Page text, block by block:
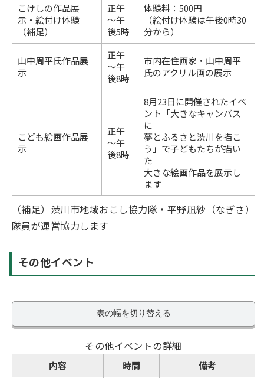
こけしの作品展
示・絵付け体験
（補足）
正午
～午
後5時
体験料：500円
（絵付け体験は午後0時30
分から）
山中周平氏作品展
示
正午
～午
後8時
市内在住画家・山中周平
氏のアクリル画の展示
こども絵画作品展
示
正午
～午
後8時
8月23日に開催されたイベ
ント「大きなキャンバス
に
夢とふるさと渋川を描こ
う」で子どもたちが描い
た
大きな絵画作品を展示し
ます
（補足）渋川市地域おこし協力隊・平野凪紗（なぎさ）
隊員が運営協力します
その他イベント
表の幅を切り替える
その他イベントの詳細
内容 時間 備考